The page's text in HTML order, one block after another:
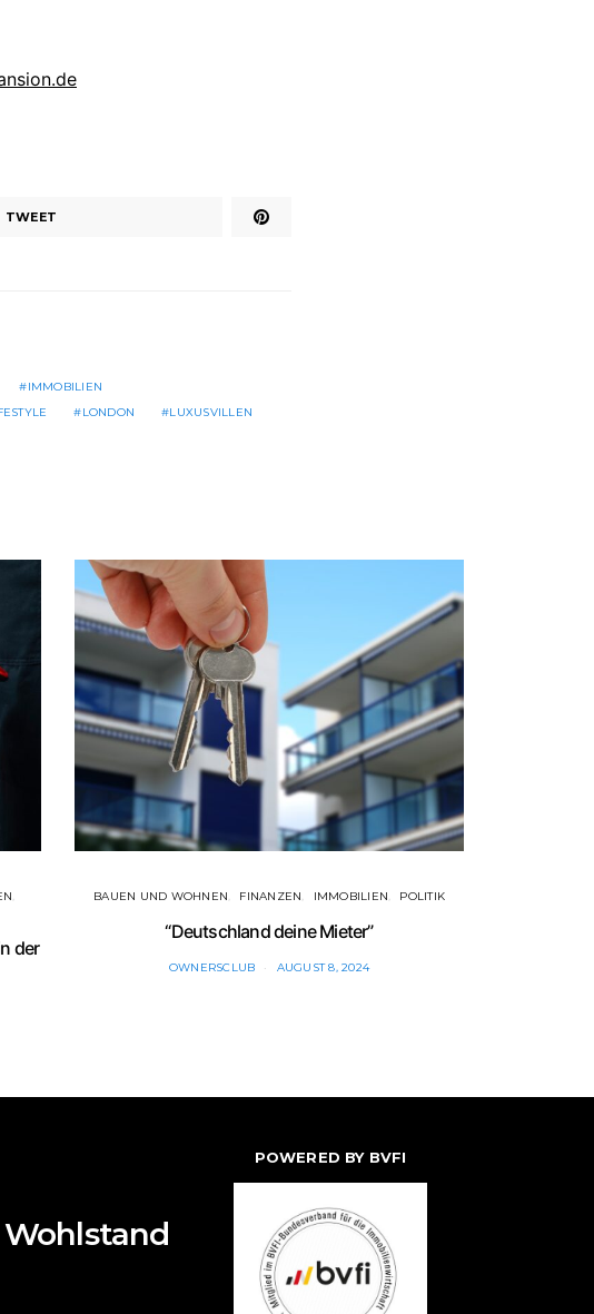
TWEET
IMMOBILIEN
LONDON
LUXUSVILLEN
der
BAUEN UND WOHNEN FINANZEN IMMOBILIEN POLITIK
“Deutschland deine Mieter”
OWNERSCLUB AUGUST 8, 2024
POWERED BY BVFI